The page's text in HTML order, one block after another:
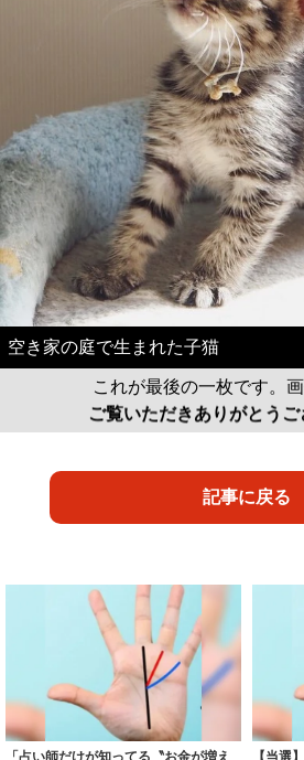
空き家の庭で生まれた子猫
これが最後の一枚です。画
ご覧いただきありがとうご
記事に戻る